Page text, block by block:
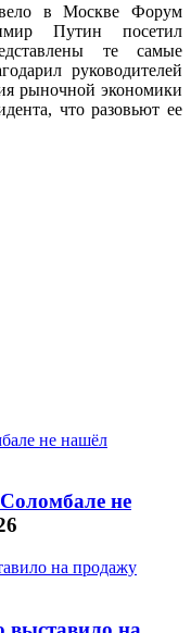
в Москве Форум
Путин посетил
те самые
руководителей
рыночной экономики
что разовьют ее
не